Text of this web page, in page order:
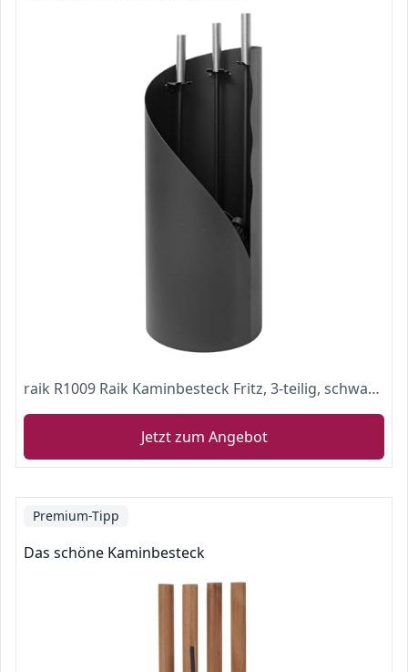
raik R1009 Raik Kaminbesteck Fritz, 3-teilig, schwarz, Edelstahlgriffe, 61 cm
Jetzt zum Angebot
Premium-Tipp
Das schöne Kaminbesteck